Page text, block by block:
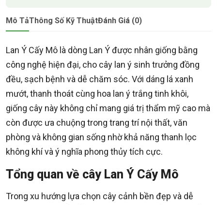
Mô TảThông Số Kỹ ThuậtĐánh Giá (0)
Lan Ý Cấy Mô là dòng Lan Ý được nhân giống bằng
công nghệ hiện đại, cho cây lan ý sinh trưởng đồng
đều, sạch bệnh và dễ chăm sóc. Với dáng lá xanh
mướt, thanh thoát cùng hoa lan ý trắng tinh khôi,
giống cây này không chỉ mang giá trị thẩm mỹ cao mà
còn được ưa chuộng trong trang trí nội thất, văn
phòng và không gian sống nhờ khả năng thanh lọc
không khí và ý nghĩa phong thủy tích cực.
Tổng quan về cây Lan Ý Cấy Mô
Trong xu hướng lựa chọn cây cảnh bền đẹp và dễ